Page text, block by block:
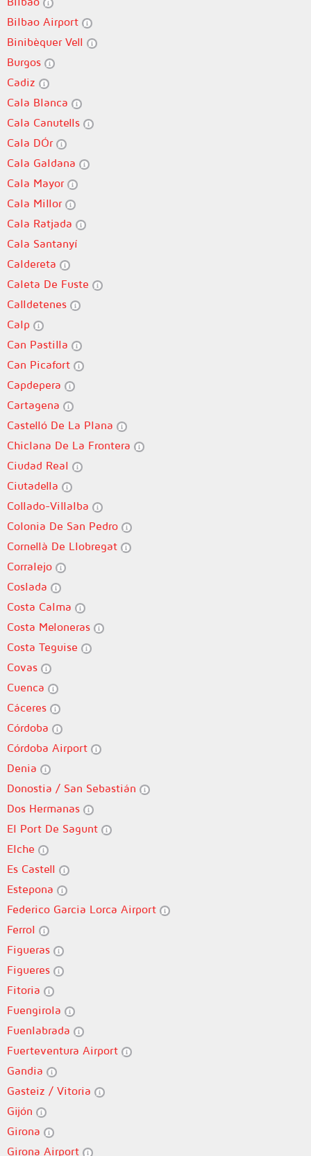
Bilbao Airport
Binibèquer Vell
Burgos
Cadiz
Cala Blanca
Cala Canutells
Cala DÓr
Cala Galdana
Cala Mayor
Cala Millor
Cala Ratjada
Cala Santanyí
Caldereta
Caleta De Fuste
Calldetenes
Calp
Can Pastilla
Can Picafort
Capdepera
Cartagena
Castelló De La Plana
Chiclana De La Frontera
Ciudad Real
Ciutadella
Collado-Villalba
Colonia De San Pedro
Cornellà De Llobregat
Corralejo
Coslada
Costa Calma
Costa Meloneras
Costa Teguise
Covas
Cuenca
Cáceres
Córdoba
Córdoba Airport
Denia
Donostia / San Sebastián
Dos Hermanas
El Port De Sagunt
Elche
Es Castell
Estepona
Federico Garcia Lorca Airport
Ferrol
Figueras
Figueres
Fitoria
Fuengirola
Fuenlabrada
Fuerteventura Airport
Gandia
Gasteiz / Vitoria
Gijón
Girona
Girona Airport